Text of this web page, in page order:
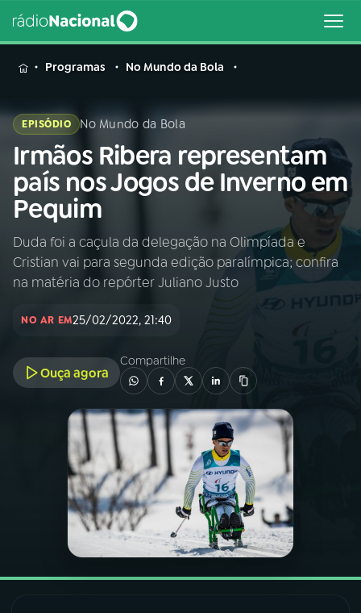
MENU
Buscar
na
Rádio
Nacional
Buscar
AO VIVO
PROGRAMAS
PODCASTS
VIDEOCASTS
Programas No Mundo da Bola
EPISÓDIO No Mundo da Bola
Irmãos Ribera representam
país nos Jogos de Inverno em
Pequim
Duda foi a caçula da delegação na Olimpíada e
Cristian vai para segunda edição paralímpica; confira
na matéria do repórter Juliano Justo
NO AR EM25/02/2022, 21:40
Ouça agora
Compartilhe